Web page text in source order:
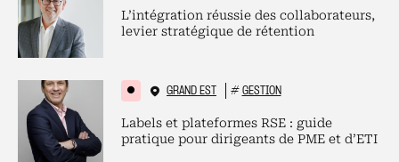
L’intégration réussie des collaborateurs,
levier stratégique de rétention
GRAND EST # GESTION
Labels et plateformes RSE : guide
pratique pour dirigeants de PME et d’ETI